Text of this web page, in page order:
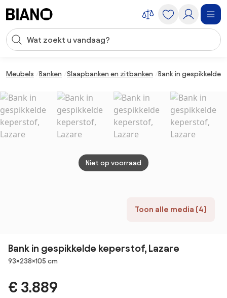
Zoekopdracht invoeren
Meubels Banken Slaapbanken en zitbanken Bank in gespikkelde
Toon alle media (4)
Niet op voorraad
Bank in gespikkelde keperstof, Lazare
Afmetingen
93×238×105 cm
€ 3.889